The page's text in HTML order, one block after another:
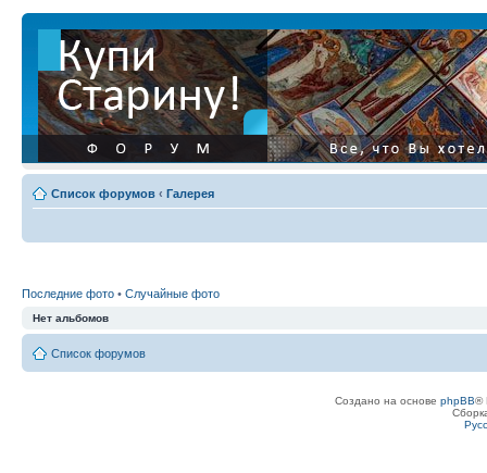
Список форумов ‹ Галерея
Последние фото • Случайные фото
Нет альбомов
Список форумов
Создано на основе phpBB®